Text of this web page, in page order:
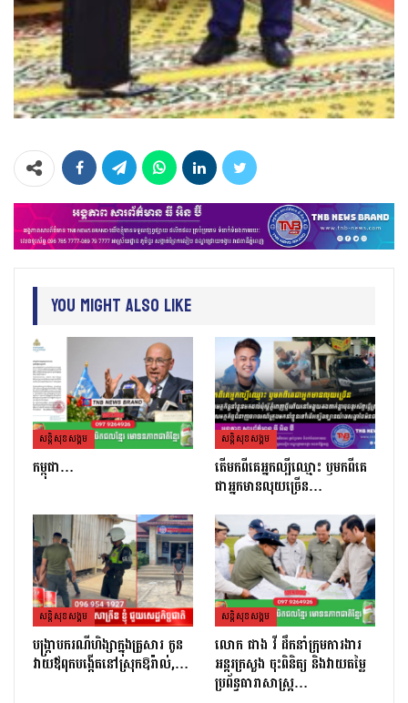
You Might Also Like
សន្តិសុខសង្គម
កម្ពុជា…
សន្តិសុខសង្គម
តេីមកពីគេអ្នកល្បីឈ្មោះ​ ឫមកពីគេ
ជាអ្នកមានលុយច្រេីន​…
សន្តិសុខសង្គម
បង្ក្រាបករណីហិង្សាក្នុងគ្រួសារ កូន
វាយឪពុកបង្កើតនៅស្រុកឱរ៉ាល់,…
សន្តិសុខសង្គម
លោក ផាង វី ដឹកនាំក្រុមការងារ
អន្តរក្រសួង ចុះពិនិត្យ និងវាយតម្លៃ
ប្រព័ន្ធធារាសាស្ត្រ…